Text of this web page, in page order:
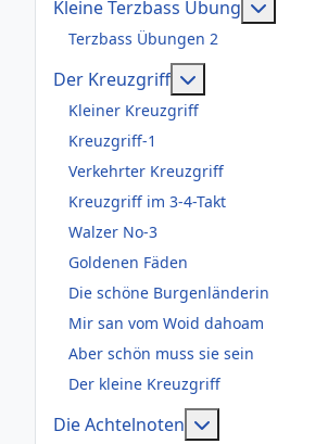
Kleine Terzbass Übung
Terzbass Übungen 2
Der Kreuzgriff
Kleiner Kreuzgriff
Kreuzgriff-1
Verkehrter Kreuzgriff
Kreuzgriff im 3-4-Takt
Walzer No-3
Goldenen Fäden
Die schöne Burgenländerin
Mir san vom Woid dahoam
Aber schön muss sie sein
Der kleine Kreuzgriff
Die Achtelnoten